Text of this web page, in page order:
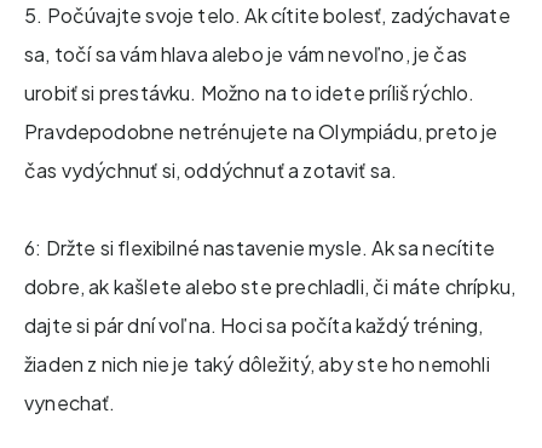
5. Počúvajte svoje telo. Ak cítite bolesť, zadýchavate
sa, točí sa vám hlava alebo je vám nevoľno, je čas
urobiť si prestávku. Možno na to idete príliš rýchlo.
Pravdepodobne netrénujete na Olympiádu, preto je
čas vydýchnuť si, oddýchnuť a zotaviť sa.
6: Držte si flexibilné nastavenie mysle. Ak sa necítite
dobre, ak kašlete alebo ste prechladli, či máte chrípku,
dajte si pár dní voľna. Hoci sa počíta každý tréning,
žiaden z nich nie je taký dôležitý, aby ste ho nemohli
vynechať.